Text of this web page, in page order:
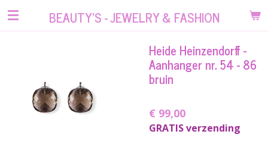
Ga
BEAUTY'S - JEWELRY & FASHION
Heide Heinzendorff -
Aanhanger nr. 54 - 86
bruin
€ 99,00
GRATIS verzending